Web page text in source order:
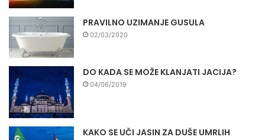
PRAVILNO UZIMANJE GUSULA
02/03/2020
DO KADA SE MOŽE KLANJATI JACIJA?
04/06/2019
KAKO SE UČI JASIN ZA DUŠE UMRLIH